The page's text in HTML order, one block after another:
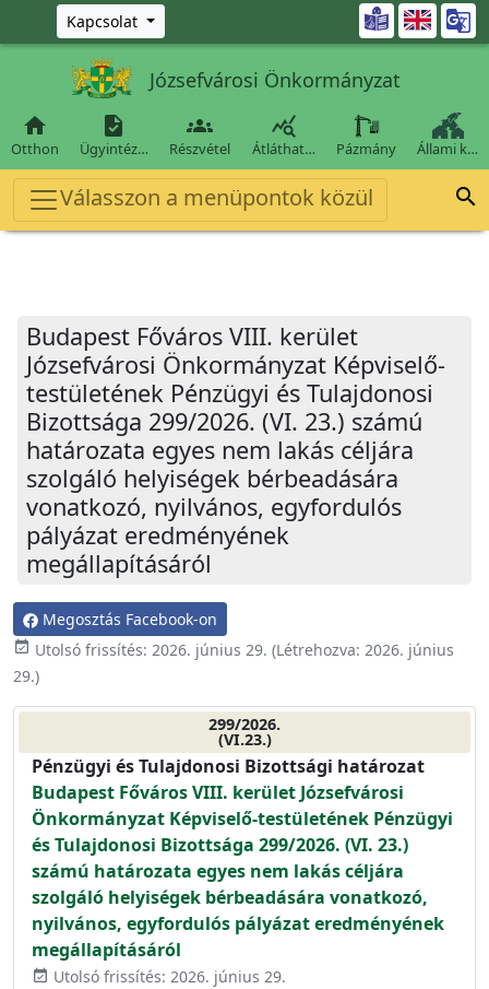
Ugrás a fő tartalomra
Kapcsolat 
Józsefvárosi Önkormányzat

Otthon

Ügyintéz…

Részvétel

Átláthat… Pázmány Állami k…
Válasszon a menüpontok közül 
Budapest Főváros VIII. kerület
Józsefvárosi Önkormányzat Képviselő-
testületének Pénzügyi és Tulajdonosi
Bizottsága 299/2026. (VI. 23.) számú
határozata egyes nem lakás céljára
szolgáló helyiségek bérbeadására
vonatkozó, nyilvános, egyfordulós
pályázat eredményének
megállapításáról
Megosztás Facebook-on
event_available Utolsó frissítés: 2026. június 29. (Létrehozva: 2026. június
29.)
299/2026.
(VI.23.)
Pénzügyi és Tulajdonosi Bizottsági határozat
Budapest Főváros VIII. kerület Józsefvárosi
Önkormányzat Képviselő-testületének Pénzügyi
és Tulajdonosi Bizottsága 299/2026. (VI. 23.)
számú határozata egyes nem lakás céljára
szolgáló helyiségek bérbeadására vonatkozó,
nyilvános, egyfordulós pályázat eredményének
megállapításáról
event_available Utolsó frissítés: 2026. június 29.